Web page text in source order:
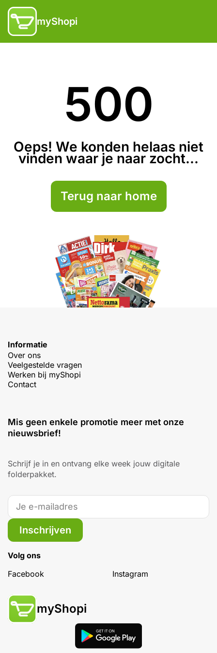
myShopi
500
Oeps! We konden helaas niet
vinden waar je naar zocht...
Terug naar home
Informatie
Over ons
Veelgestelde vragen
Werken bij myShopi
Contact
Mis geen enkele promotie meer met onze
nieuwsbrief!
Schrijf je in en ontvang elke week jouw digitale
folderpakket.
Inschrijven
Volg ons
Facebook
Instagram
myShopi